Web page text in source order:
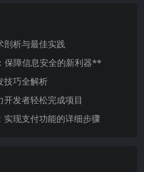
剖析与最佳实践
保障信息安全的新利器**
技巧全解析
发者轻松完成项目
现支付功能的详细步骤